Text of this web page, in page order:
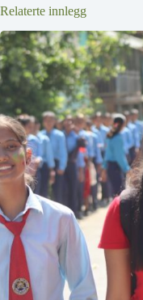
Relaterte innlegg